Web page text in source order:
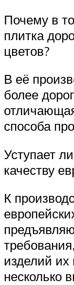
Почему в
плитка
цветов?
В её
более
способа
Уступает
качеству
К
изделий их
несколько